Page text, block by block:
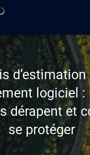
d’estimation
logiciel :
dérapent et
se protéger